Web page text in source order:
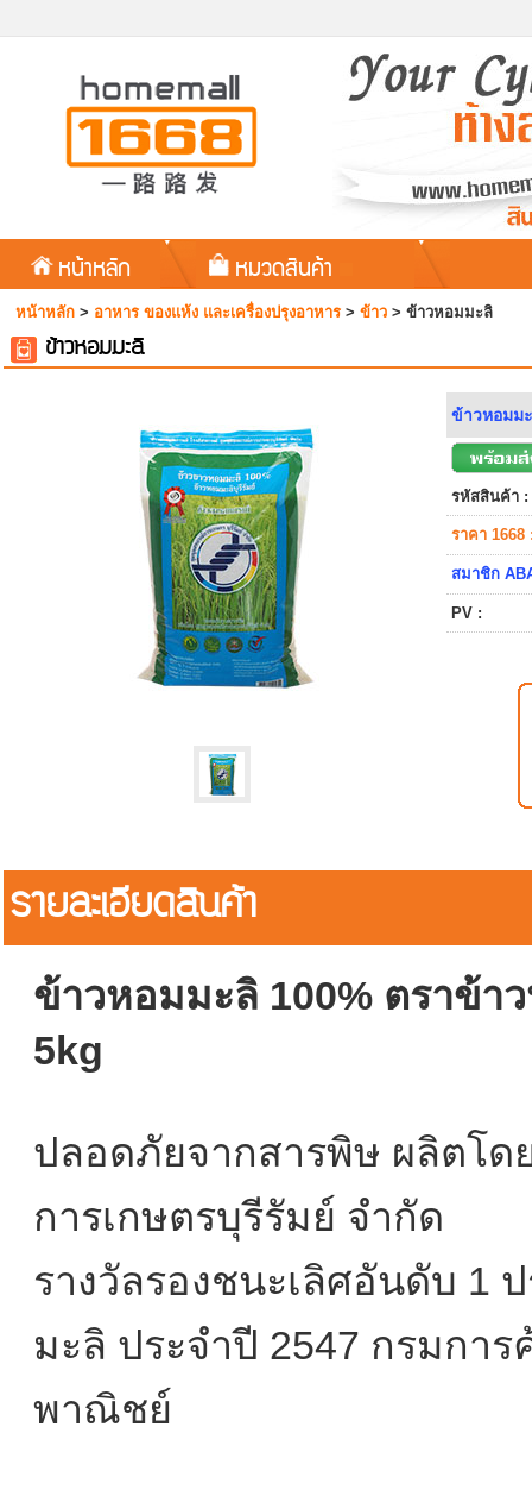
หน้าหลัก หมวดสินค้า
หน้าหลัก > อาหาร ของแห้ง และเครื่องปรุงอาหาร > ข้าว > ข้าวหอมมะลิ
ข้าวหอมมะลิ
ข้าวหอมม
รหัสสินค้า :
ราคา 1668
สมาชิก
PV :
รายละเอียดสินค้า
ข้าวหอมมะลิ 100% ตราข้า
5kg
ปลอดภัยจากสารพิษ ผลิตโ
การเกษตรบุรีรัมย์ จำกัด
รางวัลรองชนะเลิศอันดับ 1
มะลิ ประจำปี 2547 กรมการ
พาณิชย์